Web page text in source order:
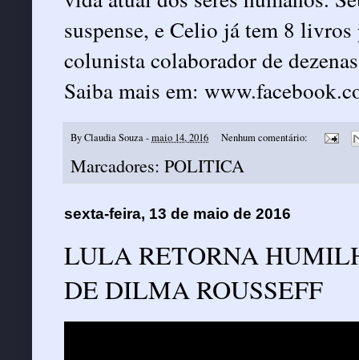
suspense, e Celio já tem 8
colunista colaborador de
Saiba mais em:
ByClaudia Souza-maio 14, 2016 Nenhum comentário:
Marcadores: POLITICA
sexta-feira, 13 de maio de 2016
LULA RETORNA
DE DILMA ROUSSEFF